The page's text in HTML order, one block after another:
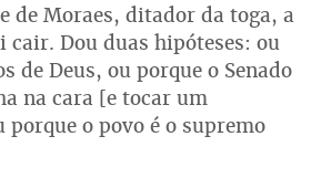
de Moraes, ditador da toga, a
cair. Dou duas hipóteses: ou
de Deus, ou porque o Senado
na cara [e tocar um
o povo é o supremo